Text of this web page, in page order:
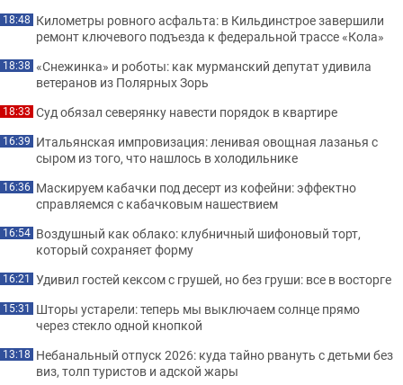
18:48 Километры ровного асфальта: в Кильдинстрое завершили
ремонт ключевого подъезда к федеральной трассе «Кола»
18:38 «Снежинка» и роботы: как мурманский депутат удивила
ветеранов из Полярных Зорь
18:33 Суд обязал северянку навести порядок в квартире
16:39 Итальянская импровизация: ленивая овощная лазанья с
сыром из того, что нашлось в холодильнике
16:36 Маскируем кабачки под десерт из кофейни: эффектно
справляемся с кабачковым нашествием
16:54 Воздушный как облако: клубничный шифоновый торт,
который сохраняет форму
16:21 Удивил гостей кексом с грушей, но без груши: все в восторге
15:31 Шторы устарели: теперь мы выключаем солнце прямо
через стекло одной кнопкой
13:18 Небанальный отпуск 2026: куда тайно рвануть с детьми без
виз, толп туристов и адской жары